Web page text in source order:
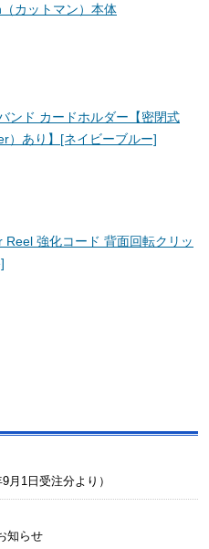
カットマン）本体
ンド カードホルダー【密閉式
）あり】[ネイビーブルー]
Reel 強化コード 背面回転クリッ
月1日受注分より）
知らせ